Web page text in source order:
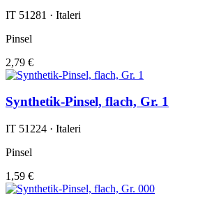
IT 51281 · Italeri
Pinsel
2,79 €
Synthetik-Pinsel, flach, Gr. 1
IT 51224 · Italeri
Pinsel
1,59 €